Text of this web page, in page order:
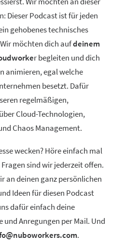
Dieser Podcast ist für jeden
gehobenes technisches
möchten dich aufdeinem
r begleiten und dich
animieren, egal welche
besetzt. Dafür
regelmäßigen,
Cloud-Technologien,
Chaos Management.
wecken? Höre einfach mal
sind wir jederzeit offen.
an deinen ganz persönlichen
Ideen für diesen Podcast
dafür einfach deine
und Anregungen per Mail. Und
.